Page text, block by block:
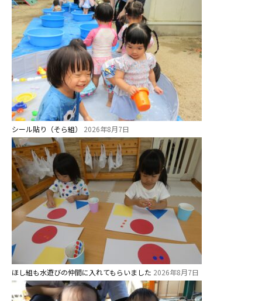
シール貼り（そら組） 2026年8月7日
ほし組も水遊びの仲間に入れてもらいました 2026年8月7日
年間⾏事
預かり保育［ヒラソル ]
美⽊多チコス
美⽊多チコスについて
美⽊多チコスブログ
未就園児クラス
0歳親子登園［マカロンクラス ]
1歳・2歳親子登園［マリポサクラ
ス ]
2歳児ひとり登園［ゆず組 ]
グループ施設・
関係先リンク
学校法⼈鴨⾕学園 鳳幼稚園